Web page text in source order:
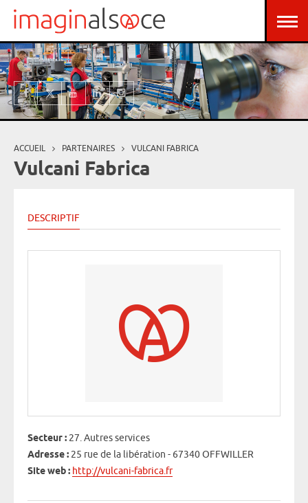
Aller au contenu principal
Vous êtes ici
ACCUEIL PARTENAIRES VULCANI FABRICA
Vulcani Fabrica
DESCRIPTIF
Secteur : 27. Autres services
Adresse : 25 rue de la libération - 67340 OFFWILLER
Site web : http://vulcani-fabrica.fr
Panneau de gestion des cookies